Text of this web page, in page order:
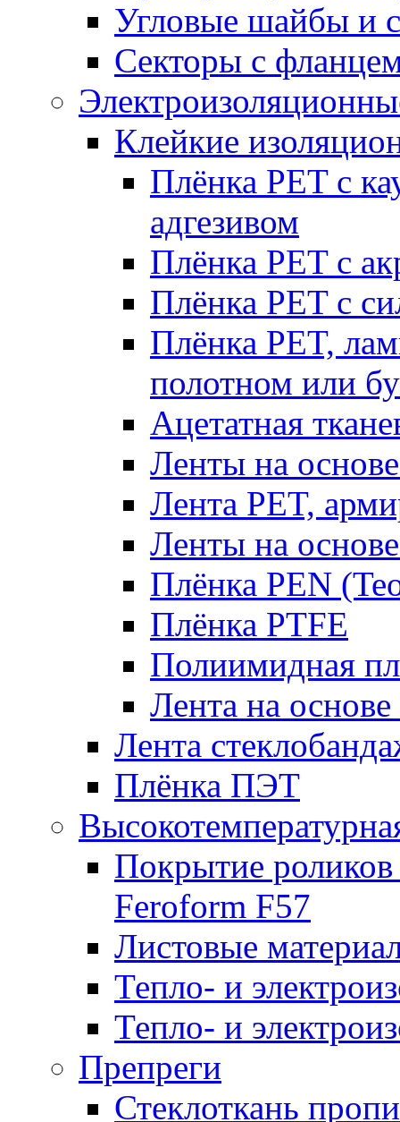
Угловые шайбы и
Секторы с
Клейкие
Плёнка PET с
адгезивом
Плёнка PET с
Плёнка PET с
Плёнка PET,
полотном или
Ацетатная
Ленты на
Лента PET,
Ленты на
Плёнка PEN
Плёнка PTFE
Полиимидная
Лента на
Лента
Плёнка ПЭТ
Покрытие
Feroform F57
Листовые
Тепло- и
Тепло- и
Препреги
Стеклоткань